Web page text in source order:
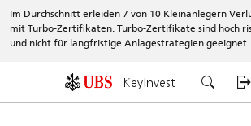
Im Durchschnitt erleiden 7 von 10 Kleinanlegern
mit Turbo-Zertifikaten. Turbo-Zertifikate sind hoch
und nicht für langfristige Anlagestrategien geeignet.
KeyInvest